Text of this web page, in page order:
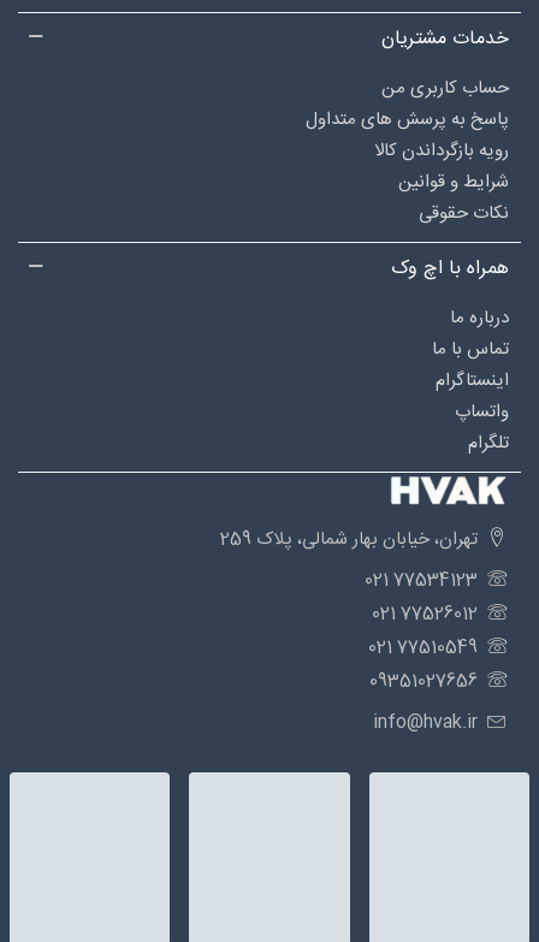
خدمات مشتریان
حساب کاربری من
پاسخ به پرسش های متداول
رویه بازگرداندن کالا
شرایط و قوانین
نکات حقوقی
همراه با اچ وک
درباره‌ ما
تماس با ما
اینستاگرام
واتساپ
تلگرام
تهران، خیابان بهار شمالی، پلاک 259
77534123 021
77526012 021
77510549 021
09351027656
info@hvak.ir